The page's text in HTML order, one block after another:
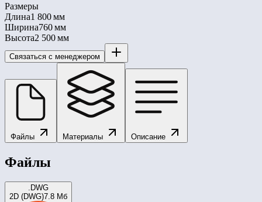
Размеры
Длина1 800 мм
Ширина760 мм
Высота2 500 мм
Связаться с менеджером
Файлы Материалы Описание
Файлы
.DWG
2D (DWG)7.8 Мб